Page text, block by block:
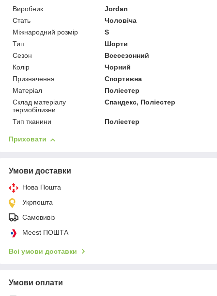
Виробник
Jordan
Стать
Чоловіча
Міжнародний розмір
S
Тип
Шорти
Сезон
Всесезонний
Колір
Чорний
Призначення
Спортивна
Матеріал
Поліестер
Склад матеріалу
термобілизни
Спандекс, Поліестер
Тип тканини Поліестер
Приховати
Умови доставки
Нова Пошта
Укрпошта
Самовивіз
Meest ПОШТА
Всі умови доставки
Умови оплати